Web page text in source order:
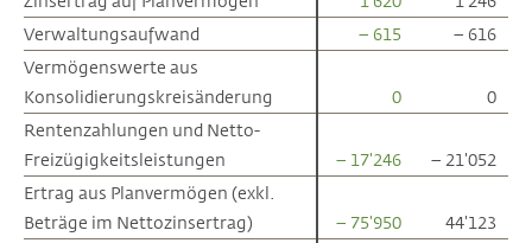
Verwaltungsaufwand
– 615
– 616
Vermögenswerte aus
Konsolidierungskreisänderung
0
0
Rentenzahlungen und Netto-
Freizügigkeitsleistungen
– 17'246
– 21'052
Ertrag aus Planvermögen (exkl.
Beträge im Nettozinsertrag)
– 75'950
44'123
Verwaltungsaufwand
Vermögenswerte aus
Konsolidierungskreisänderung
Rentenzahlungen und Netto-
Freizügigkeitsleistungen
Ertrag aus Planvermögen (exkl.
Beträge im Nettozinsertrag)